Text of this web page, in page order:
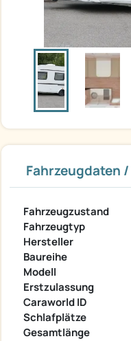
Fahrzeugdaten
Fahrzeugzustand
Fahrzeugtyp
Hersteller
Baureihe
Modell
Erstzulassung
Caraworld ID
Schlafplätze
Gesamtlänge